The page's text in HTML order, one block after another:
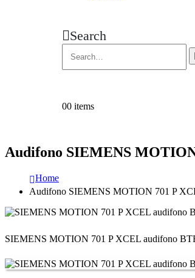
Search
00 items
Audifono SIEMENS
Home
Audifono SIEMENS MOTION 701 P
SIEMENS MOTION 701 P XCEL audifono